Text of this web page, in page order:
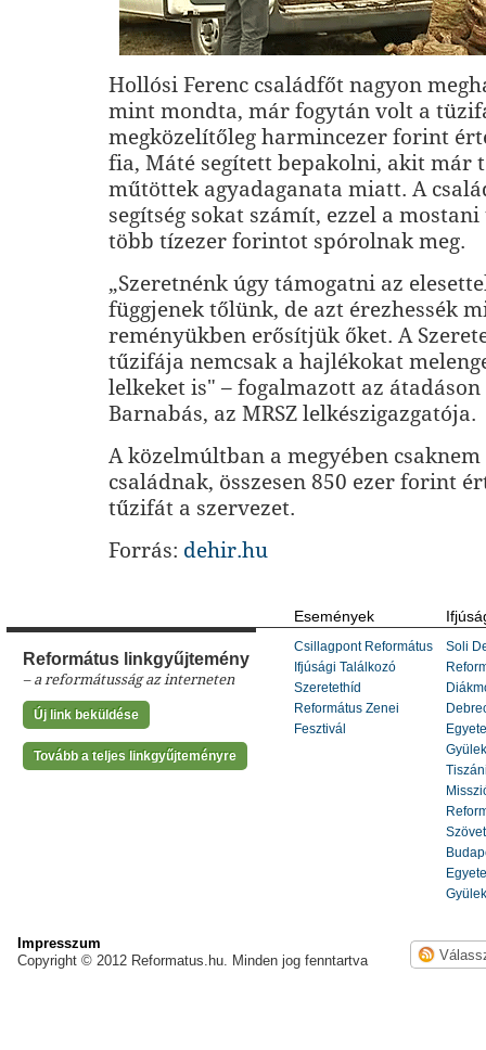
Hollósi Ferenc családfőt nagyon
mint mondta, már fogytán volt a
megközelítőleg harmincezer forint
fia, Máté segített bepakolni, akit már
műtöttek agyadaganata miatt. A
segítség sokat számít, ezzel a
több tízezer forintot spórolnak meg.
„Szeretnénk úgy támogatni az
függjenek tőlünk, de azt érezhessék
reményükben erősítjük őket. A
tűzifája nemcsak a hajlékokat
lelkeket is" – fogalmazott az átadáson
Barnabás, az MRSZ lelkészigazgatója.
A közelmúltban a megyében csaknem
családnak, összesen 850 ezer forint
tűzifát a szervezet.
Forrás: dehir.hu
Református linkgyűjtemény
– a reformátusság az interneten
Új link beküldése
Tovább a teljes linkgyűjteményre
Események
Csillagpont Református
Ifjúsági Találkozó
Szeretethíd
Református Zenei
Fesztivál
Soli
Impresszum
Copyright © 2012 Reformatus.hu. Minden jog fenntartva